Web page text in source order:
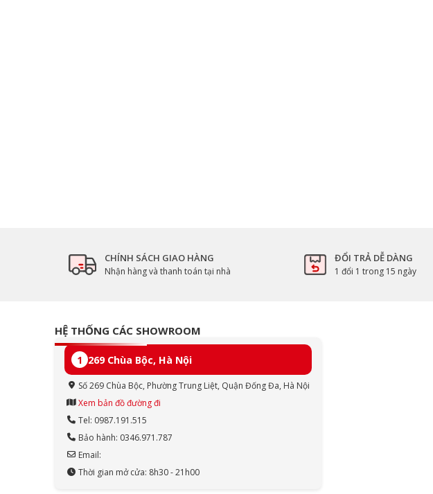
CHÍNH SÁCH GIAO HÀNG
Nhận hàng và thanh toán tại nhà
ĐỔI TRẢ DỄ DÀNG
1 đổi 1 trong 15 ngày
HỆ THỐNG CÁC SHOWROOM
1 269 Chùa Bộc, Hà Nội
Số 269 Chùa Bộc, Phường Trung Liệt, Quận Đống Đa, Hà Nội
Xem bản đồ đường đi
Tel: 0987.191.515
Bảo hành: 0346.971.787
Email:
Thời gian mở cửa: 8h30 - 21h00